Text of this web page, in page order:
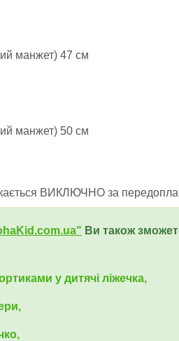
манжет) 47 см
манжет) 50 см
ВИКЛЮЧНО за
Ви також
у дитячі ліжечка,